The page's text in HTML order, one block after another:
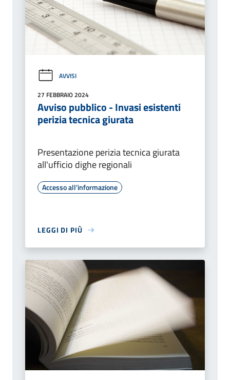
AVVISI
27 FEBBRAIO 2024
Avviso pubblico - Invasi esistenti
perizia tecnica giurata
Presentazione perizia tecnica giurata
all'ufficio dighe regionali
Accesso all'informazione
LEGGI DI PIÙ